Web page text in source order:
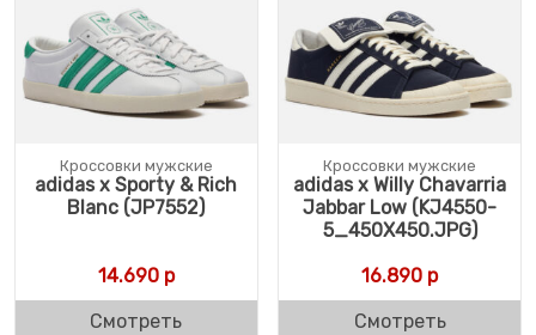
Кроссовки мужские
adidas x Sporty & Rich
Blanc (JP7552)
14.690р
Смотреть
Кроссовки мужские
adidas x Willy Chavarria
Jabbar Low (KJ4550-
5_450X450.JPG)
16.890 р
Смотреть